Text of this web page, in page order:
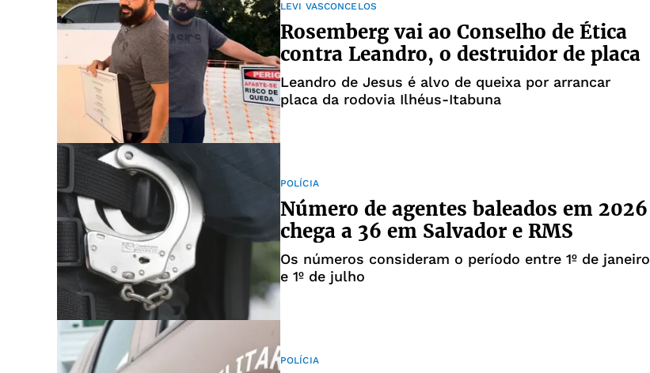
LEVI VASCONCELOS
Rosemberg vai ao Conselho de Ética
contra Leandro, o destruidor de placa
Leandro de Jesus é alvo de queixa por arrancar
placa da rodovia Ilhéus-Itabuna
POLÍCIA
Número de agentes baleados em 2026
chega a 36 em Salvador e RMS
Os números consideram o período entre 1º de janeiro
e 1º de julho
POLÍCIA